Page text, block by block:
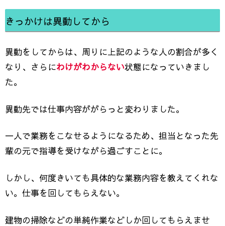
きっかけは異動してから
異動をしてからは、周りに上記のような人の割合が多く
なり、さらにわけがわからない状態になっていきまし
た。
異動先では仕事内容ががらっと変わりました。
一人で業務をこなせるようになるため、担当となった先
輩の元で指導を受けながら過ごすことに。
しかし、何度きいても具体的な業務内容を教えてくれな
い。仕事を回してもらえない。
建物の掃除などの単純作業などしか回してもらえませ